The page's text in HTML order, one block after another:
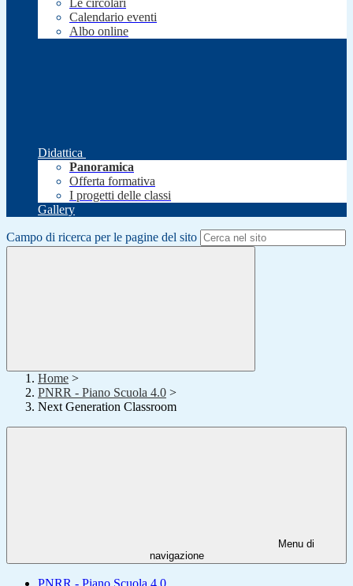
Le circolari
Calendario eventi
Albo online
Didattica
Panoramica
Offerta formativa
I progetti delle classi
Gallery
Campo di ricerca per le pagine del sito
Home >
PNRR - Piano Scuola 4.0 >
Next Generation Classroom
Menu di
navigazione